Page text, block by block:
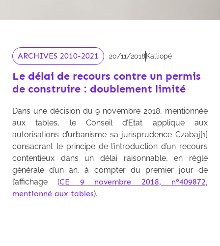
ARCHIVES 2010-2021 20/11/2018Kalliopé
Le délai de recours contre un permis
de construire : doublement limité
Dans une décision du 9 novembre 2018, mentionnée
aux tables, le Conseil d’Etat applique aux
autorisations d’urbanisme sa jurisprudence Czabaj[1]
consacrant le principe de l’introduction d’un recours
contentieux dans un délai raisonnable, en règle
générale d’un an, à compter du premier jour de
l’affichage (CE 9 novembre 2018, n°409872,
mentionné aux tables).